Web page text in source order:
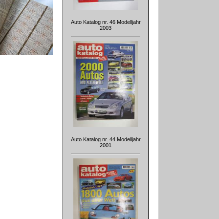
Auto Katalog nr. 46 Modelljahr
2003
Auto Katalog nr. 44 Modelljahr
2001